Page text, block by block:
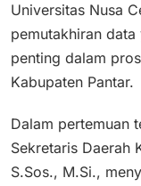
Universitas Nusa
pemutakhiran
penting dalam
Kabupaten Pantar.
Dalam pertemuan
Sekretaris Daerah
S.Sos., M.Si.,